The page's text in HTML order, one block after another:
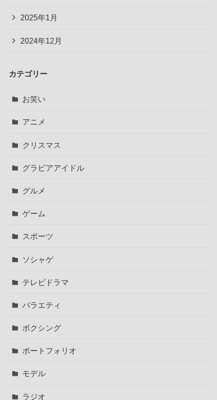
2025年1月
2024年12月
カテゴリー
お笑い
アニメ
クリスマス
グラビアアイドル
グルメ
ゲーム
スポーツ
ソシャゲ
テレビドラマ
バラエティ
ボクシング
ポートフォリオ
モデル
ラジオ